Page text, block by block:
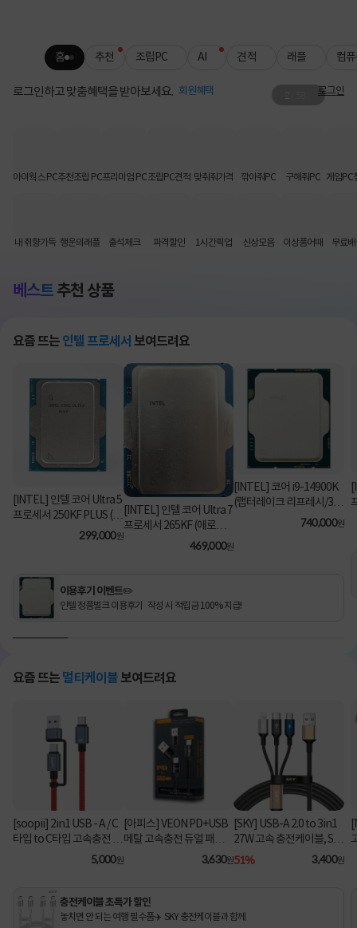
홈 추천 조립PC AI 견적 래플 컴
로그인하고 맞춤혜택을 받아보세요. 회원혜택 로그인
아이웍스 PC추천조립 PC프리미엄 PC조립PC견적 맞춰줘가격 깎아줘PC 구해줘PC 게임PC
내 취향가득 행운의래플 출석체크 파격할인 1시간픽업 신상모음 이상품어때 무료
베스트 추천 상품
요즘 뜨는 인텔 프로세서 보여드려요
[INTEL] 인텔 코어 Ultra 5
프로세서 250KF PLUS (애
로우 레이크/5.3GHz/30M
299,000원
[INTEL] 인텔 코어 Ultra 7
프로세서 265KF (애로우
레이크/3.9GHz/30MB/쿨
469,000원
[INTEL] 코어 i9-14900K
(랩터레이크 리프레시/3.2
GHz/36MB/쿨러 미포함)
740,000원
이용후기 이벤트✏️
인텔 정품벌크 이용후기 작성 시 적립금 100% 지급!
요즘 뜨는 멀티케이블 보여드려요
[soopii] 2in1 USB - A / C
타입 to C타입 고속충전 케
이블 PD 100W S52C [1.2
5,000원
[아피스] VEON PD+USB
메탈 고속충전 듀얼 패브릭
8핀 케이블
3,630원
[SKY] USB-A 2.0 to 3in1
27W 고속 충전케이블, SK
Y-A2-3IN1 [블랙/2m]
51% 3,400원
충전케이블 초특가 할인
놓치면 안 되는 여행 필수품✈️ SKY 충전케이블과 함께